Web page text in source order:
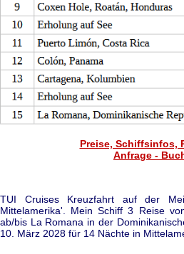
Preise, Schiffsinfos,
Anfrage -
TUI Cruises Kreuzfahrt auf der
Mittelamerika'. Mein Schiff 3 Reise
ab/bis La Romana in der
10. März 2028 für 14 Nächte in